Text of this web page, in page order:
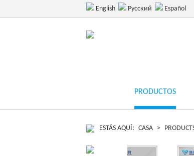
English Pусский Español
PRODUCTOS
ESTÁS AQUÍ: CASA >